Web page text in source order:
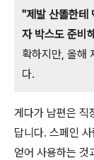
"제발 산똘한테
자 박스도 준비
확하지만, 올해
다.
게다가 남편은 직
답니다. 스페인
얻어 사용하는 것